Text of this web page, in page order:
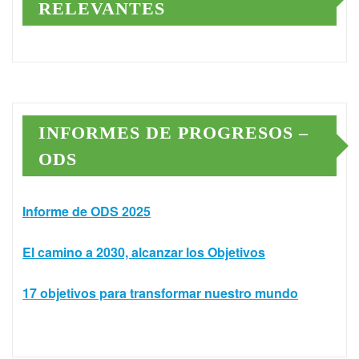
RELEVANTES
INFORMES DE PROGRESOS –
ODS
Informe de ODS 2025
El camino a 2030, alcanzar los Objetivos
17 objetivos para transformar nuestro mundo